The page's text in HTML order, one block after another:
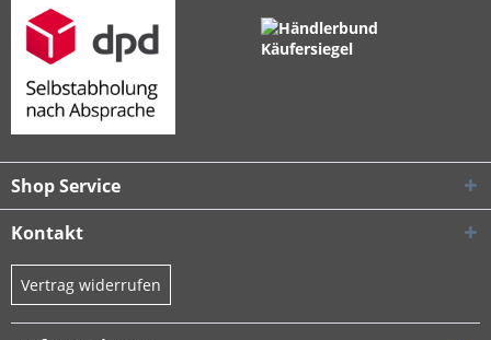
Shop Service
Kontakt
Vertrag widerrufen